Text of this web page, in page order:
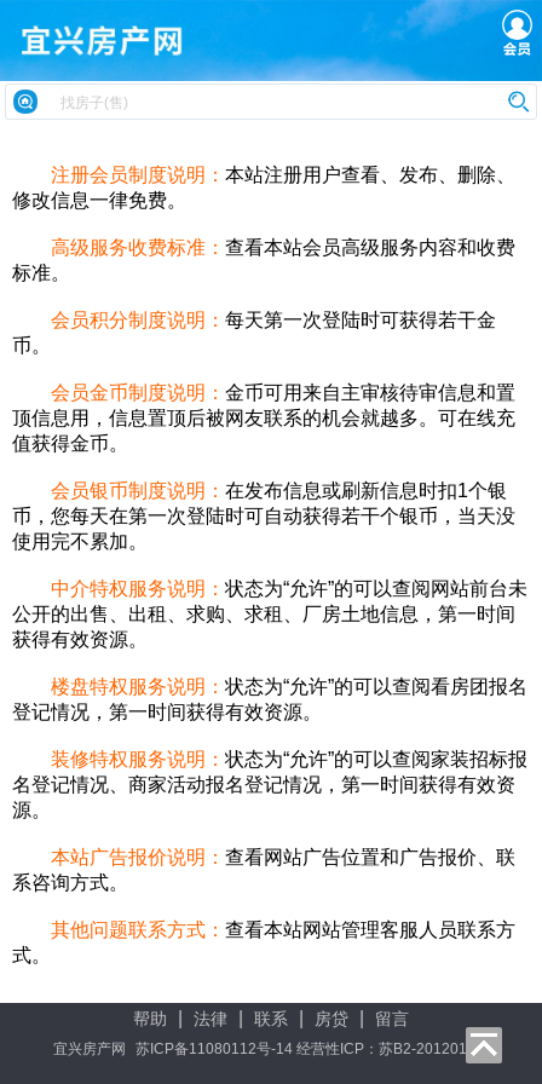
注册会员制度说明： 本站注册用户查看、发布、删除、
修改信息一律免费。
高级服务收费标准： 查看本站会员高级服务内容和收费
标准。
会员积分制度说明： 每天第一次登陆时可获得若干金
币。
会员金币制度说明： 金币可用来自主审核待审信息和置
顶信息用，信息置顶后被网友联系的机会就越多。可在线充
值获得金币。
会员银币制度说明： 在发布信息或刷新信息时扣1个银
币，您每天在第一次登陆时可自动获得若干个银币，当天没
使用完不累加。
中介特权服务说明： 状态为“允许”的可以查阅网站前台未
公开的出售、出租、求购、求租、厂房土地信息，第一时间
获得有效资源。
楼盘特权服务说明： 状态为“允许”的可以查阅看房团报名
登记情况，第一时间获得有效资源。
装修特权服务说明： 状态为“允许”的可以查阅家装招标报
名登记情况、商家活动报名登记情况，第一时间获得有效资
源。
本站广告报价说明： 查看网站广告位置和广告报价、联
系咨询方式。
其他问题联系方式： 查看本站网站管理客服人员联系方
式。
帮助 法律 联系 房贷 留言
宜兴房产网 苏ICP备11080112号-14 经营性ICP：苏B2-20120145